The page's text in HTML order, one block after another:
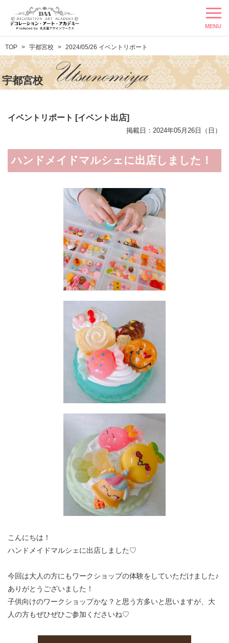
MENU
TOP 宇都宮校 2024/05/26 イベントリポート
宇都宮校
イベントリポート [イベント出店]
掲載日：2024年05月26日（日）
ハンドメイドマルシェに出店しました！
こんにちは！
ハンドメイドマルシェに出店しました♡
今回は大人の方にもワークショップの体験をしていただけました♪
ありがとうございました！
子供向けのワークショップかな？と思う方多いと思いますが、大
人の方もぜひぜひご参加くださいね♡